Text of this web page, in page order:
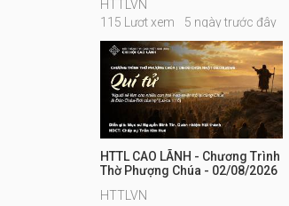
HTTLVN
115 Lượt xem
5 ngày trước đây
HTTL CAO LÃNH - Chương Trình
Thờ Phượng Chúa - 02/08/2026
HTTLVN